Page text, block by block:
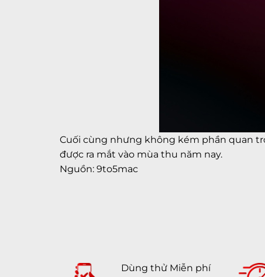
Cuối cùng nhưng không kém phần quan
được ra mắt vào mùa thu năm nay.
Nguồn: 9to5mac
Dùng thử Miễn phí